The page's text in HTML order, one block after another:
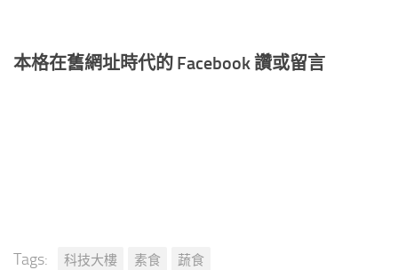
本格在舊網址時代的 Facebook 讚或留言
Tags: 科技大樓 素食 蔬食